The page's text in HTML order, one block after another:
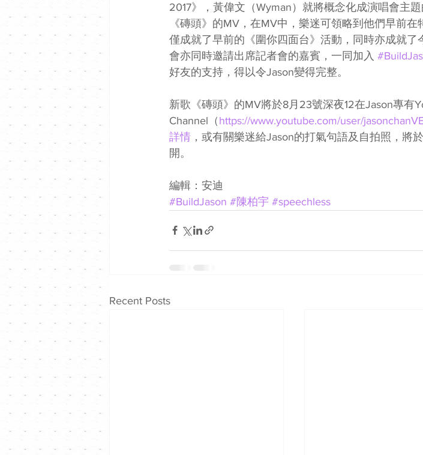
2017》，黃偉文（Wyman）就將概念化成演唱會主
《磚頭》的MV，在MV中，樂迷可領略到他們早前
僅成就了早前的《圍你四面台》活動，同時亦成就
會亦同時邀請出席記者會的嘉賓，一同加入
好友的支持，得以令Jason變得完整。
新歌《磚頭》的MV將於8月23號深夜12在Jason專有
Channel（ https://www.youtube.com/user/
詳情 ，或有關樂迷給Jason的打氣句語及自拍照，將
開。
編輯：安迪
#BuildJason #陳柏宇 #speechless
Recent Posts